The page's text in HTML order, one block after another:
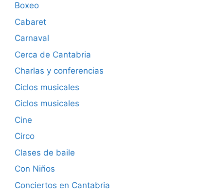
Boxeo
Cabaret
Carnaval
Cerca de Cantabria
Charlas y conferencias
Ciclos musicales
Ciclos musicales
Cine
Circo
Clases de baile
Con Niños
Conciertos en Cantabria